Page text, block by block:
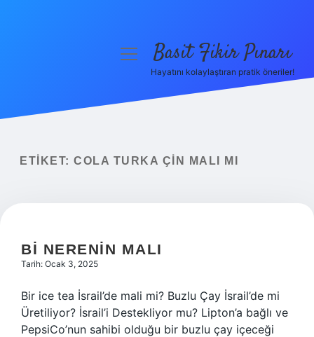
Yasal Uyarı
menüyüBasit Fikir Pınarı
Hayatını kolaylaştıran pratik öneriler!
ETIKET: COLA TURKA ÇIN MALI MI
BI NERENIN MALI
Tarih: Ocak 3, 2025
Bir ice tea İsrail’de mali mi? Buzlu Çay İsrail’de mi
Üretiliyor? İsrail’i Destekliyor mu? Lipton’a bağlı ve
PepsiCo’nun sahibi olduğu bir buzlu çay içeceği